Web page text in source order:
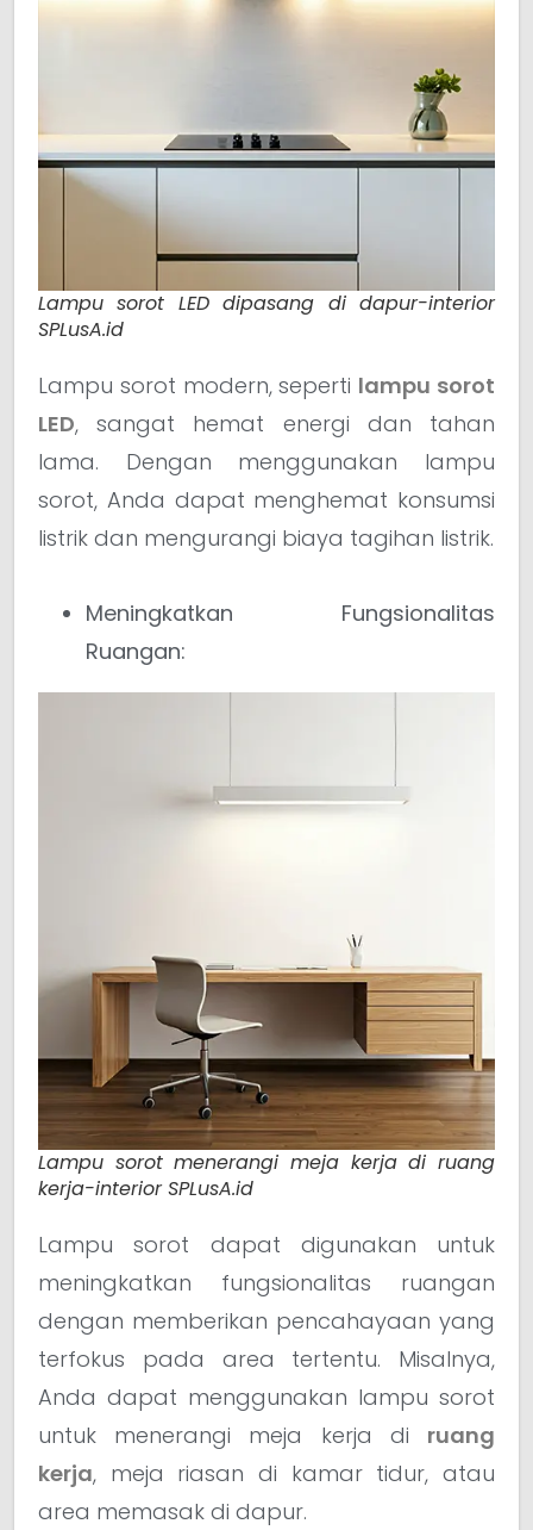
Lampu sorot LED dipasang di dapur-interior
SPLusA.id
Lampu sorot modern, seperti lampu sorot
LED, sangat hemat energi dan tahan
lama. Dengan menggunakan lampu
sorot, Anda dapat menghemat konsumsi
listrik dan mengurangi biaya tagihan listrik.
Meningkatkan Fungsionalitas
Ruangan:
Lampu sorot menerangi meja kerja di ruang
kerja-interior SPLusA.id
Lampu sorot dapat digunakan untuk
meningkatkan fungsionalitas ruangan
dengan memberikan pencahayaan yang
terfokus pada area tertentu. Misalnya,
Anda dapat menggunakan lampu sorot
untuk menerangi meja kerja di ruang
kerja, meja riasan di kamar tidur, atau
area memasak di dapur.